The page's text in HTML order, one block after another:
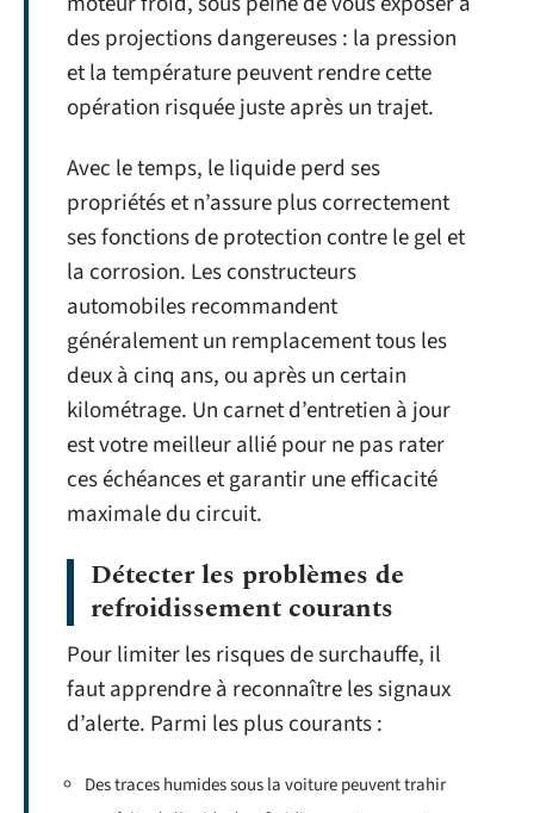
des projections dangereuses : la pression
et la température peuvent rendre cette
opération risquée juste après un trajet.
Avec le temps, le liquide perd ses
propriétés et n’assure plus correctement
ses fonctions de protection contre le gel et
la corrosion. Les constructeurs
automobiles recommandent
généralement un remplacement tous les
deux à cinq ans, ou après un certain
kilométrage. Un carnet d’entretien à jour
est votre meilleur allié pour ne pas rater
ces échéances et garantir une efficacité
maximale du circuit.
Détecter les problèmes de
refroidissement courants
Pour limiter les risques de surchauffe, il
faut apprendre à reconnaître les signaux
d’alerte. Parmi les plus courants :
Des traces humides sous la voiture peuvent trahir